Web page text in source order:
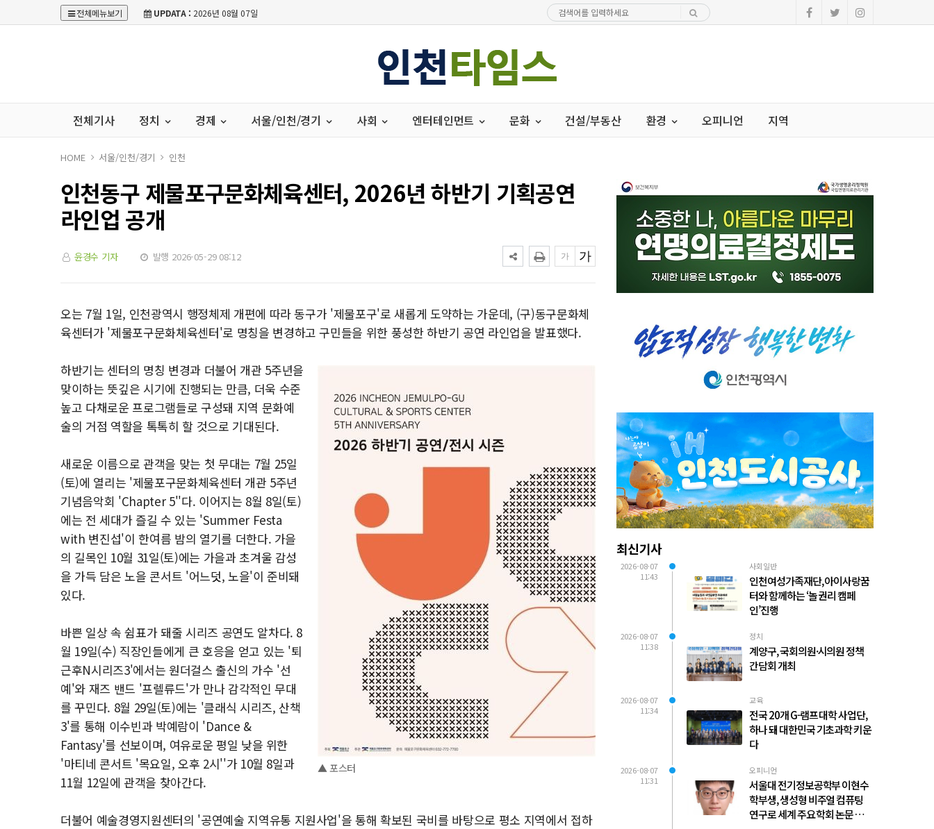
전체메뉴보기 UPDATA : 2026년 08월 07일
전체기사 정치 경제 서울/인천/경기 사회 엔터테인먼트 문화 건설/부동산 환경 오피니언 지역
HOME 서울/인천/경기 인천
인천동구 제물포구문화체육센터, 2026년 하반기 기획공연
라인업 공개
윤경수 기자 발행 2026-05-29 08:12
오는 7월 1일, 인천광역시 행정체제 개편에 따라 동구가 '제물포구'로 새롭게 도약하는 가운데, (구)동구문화체
육센터가 '제물포구문화체육센터'로 명칭을 변경하고 구민들을 위한 풍성한 하반기 공연 라인업을 발표했다.
▲ 포스터
하반기는 센터의 명칭 변경과 더불어 개관 5주년을
맞이하는 뜻깊은 시기에 진행되는 만큼, 더욱 수준
높고 다채로운 프로그램들로 구성돼 지역 문화예
술의 거점 역할을 톡톡히 할 것으로 기대된다.
새로운 이름으로 관객을 맞는 첫 무대는 7월 25일
(토)에 열리는 '제물포구문화체육센터 개관 5주년
기념음악회 'Chapter 5''다. 이어지는 8월 8일(토)
에는 전 세대가 즐길 수 있는 'Summer Festa
with 변진섭'이 한여름 밤의 열기를 더한다. 가을
의 길목인 10월 31일(토)에는 가을과 초겨울 감성
을 가득 담은 노을 콘서트 '어느덧, 노을'이 준비돼
있다.
바쁜 일상 속 쉼표가 돼줄 시리즈 공연도 알차다. 8
월 19일(수) 직장인들에게 큰 호응을 얻고 있는 '퇴
근후N시리즈3'에서는 원더걸스 출신의 가수 '선
예'와 재즈 밴드 '프렐류드'가 만나 감각적인 무대
를 꾸민다. 8월 29일(토)에는 '클래식 시리즈, 산책
3'를 통해 이수빈과 박예람이 'Dance &
Fantasy'를 선보이며, 여유로운 평일 낮을 위한
'마티네 콘서트 '목요일, 오후 2시''가 10월 8일과
11월 12일에 관객을 찾아간다.
더불어 예술경영지원센터의 '공연예술 지역유통 지원사업'을 통해 확보된 국비를 바탕으로 평소 지역에서 접하
최신기사
2026-08-07
11:43
사회일반
인천여성가족재단, 아이사랑꿈
터와 함께하는 ‘놀 권리 캠페
인’진행
2026-08-07
11:38
정치
계양구, 국회의원·시의원 정책
간담회 개최
2026-08-07
11:34
교육
전국 20개 G-램프 대학 사업단,
하나 돼 대한민국 기초과학 키운
다
2026-08-07
11:31
오피니언
서울대 전기정보공학부 이현수
학부생, 생성형 비주얼 컴퓨팅
연구로 세계 주요 학회 논문 다수